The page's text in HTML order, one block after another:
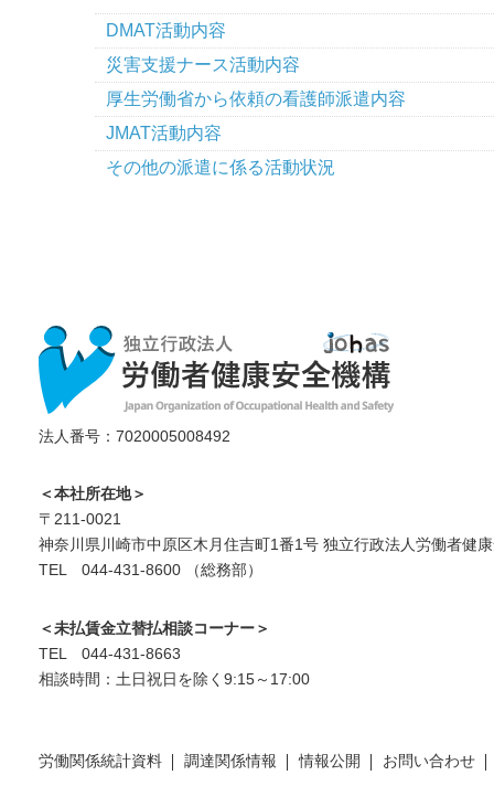
DMAT活動内容
災害支援ナース活動内容
厚生労働省から依頼の看護師派遣内容
JMAT活動内容
その他の派遣に係る活動状況
法人番号：7020005008492
＜本社所在地＞
〒211-0021
神奈川県川崎市中原区木月住吉町1番1号 独立行政法人労働者健
TEL 044-431-8600 （総務部）
＜未払賃金立替払相談コーナー＞
TEL 044-431-8663
相談時間：土日祝日を除く9:15～17:00
労働関係統計資料 調達関係情報 情報公開
お問い合わせ